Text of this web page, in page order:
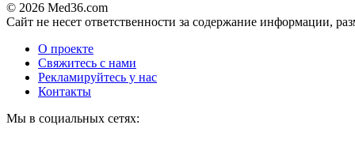
© 2026 Med36.com
Сайт не несет ответственности за содержание информации,
О проекте
Свяжитесь с нами
Рекламируйтесь у нас
Контакты
Мы в социальных сетях: